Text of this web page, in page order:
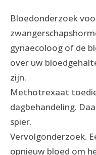
Bloedonderzoek
gynaecoloog of de
over uw
zijn.
Methotrexaat
dagbehandeling.
spier.
Vervolgonderzoek.
opnieuw bloed om